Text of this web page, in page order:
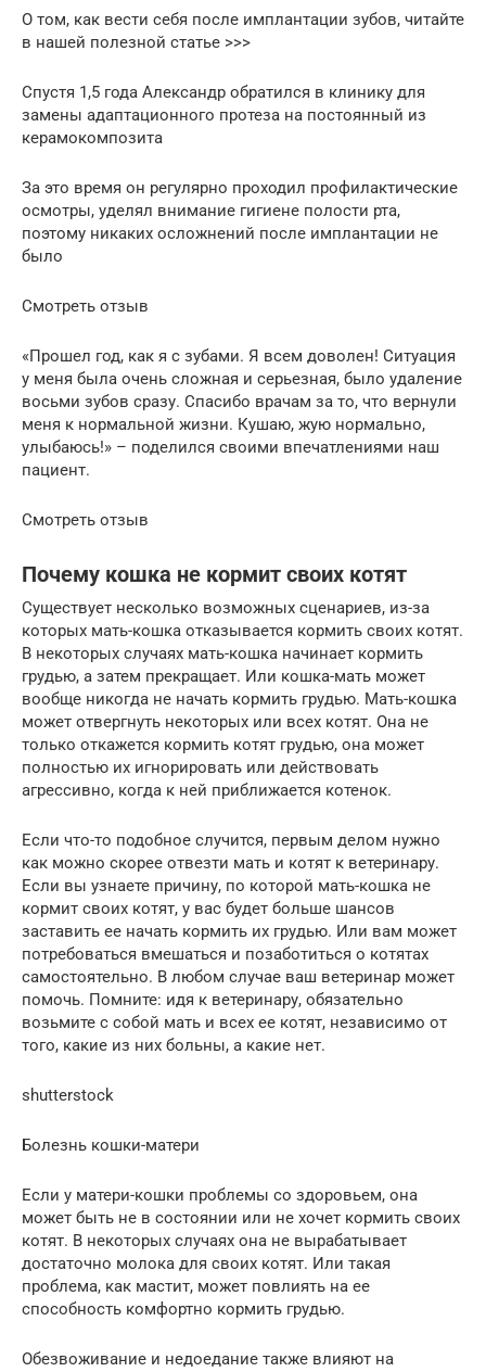
О том, как вести себя после имплантации зубов, читайте
в нашей полезной статье >>>
Спустя 1,5 года Александр обратился в клинику для
замены адаптационного протеза на постоянный из
керамокомпозита
За это время он регулярно проходил профилактические
осмотры, уделял внимание гигиене полости рта,
поэтому никаких осложнений после имплантации не
было
Смотреть отзыв
«Прошел год, как я с зубами. Я всем доволен! Ситуация
у меня была очень сложная и серьезная, было удаление
восьми зубов сразу. Спасибо врачам за то, что вернули
меня к нормальной жизни. Кушаю, жую нормально,
улыбаюсь!» – поделился своими впечатлениями наш
пациент.
Смотреть отзыв
Почему кошка не кормит своих котят
Существует несколько возможных сценариев, из-за
которых мать-кошка отказывается кормить своих котят.
В некоторых случаях мать-кошка начинает кормить
грудью, а затем прекращает. Или кошка-мать может
вообще никогда не начать кормить грудью. Мать-кошка
может отвергнуть некоторых или всех котят. Она не
только откажется кормить котят грудью, она может
полностью их игнорировать или действовать
агрессивно, когда к ней приближается котенок.
Если что-то подобное случится, первым делом нужно
как можно скорее отвезти мать и котят к ветеринару.
Если вы узнаете причину, по которой мать-кошка не
кормит своих котят, у вас будет больше шансов
заставить ее начать кормить их грудью. Или вам может
потребоваться вмешаться и позаботиться о котятах
самостоятельно. В любом случае ваш ветеринар может
помочь. Помните: идя к ветеринару, обязательно
возьмите с собой мать и всех ее котят, независимо от
того, какие из них больны, а какие нет.
shutterstock
Болезнь кошки-матери
Если у матери-кошки проблемы со здоровьем, она
может быть не в состоянии или не хочет кормить своих
котят. В некоторых случаях она не вырабатывает
достаточно молока для своих котят. Или такая
проблема, как мастит, может повлиять на ее
способность комфортно кормить грудью.
Обезвоживание и недоедание также влияют на